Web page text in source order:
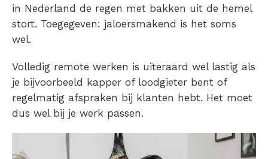
in Nederland de regen met bakken uit de hemel
stort. Toegegeven: jaloersmakend is het soms
wel.
Volledig remote werken is uiteraard wel lastig als
je bijvoorbeeld kapper of loodgieter bent of
regelmatig afspraken bij klanten hebt. Het moet
dus wel bij je werk passen.